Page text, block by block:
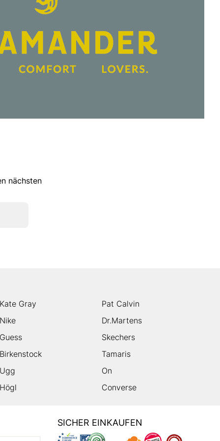
nächsten
Kate Gray
Pat Calvin
Nike
Dr.Martens
Guess
Skechers
Birkenstock
Tamaris
Ugg
On
Högl Converse
SICHER EINKAUFEN